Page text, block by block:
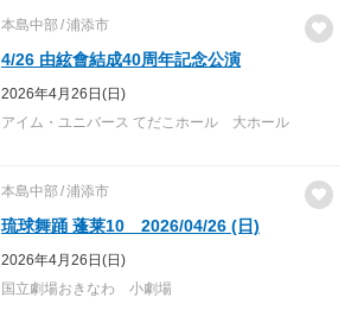
本島中部 浦添市
4/26 由絃會結成40周年記念公演
2026年4月26日(日)
アイム・ユニバース てだこホール 大ホール
本島中部 浦添市
琉球舞踊 蓬莱10 2026/04/26 (日)
2026年4月26日(日)
国立劇場おきなわ 小劇場